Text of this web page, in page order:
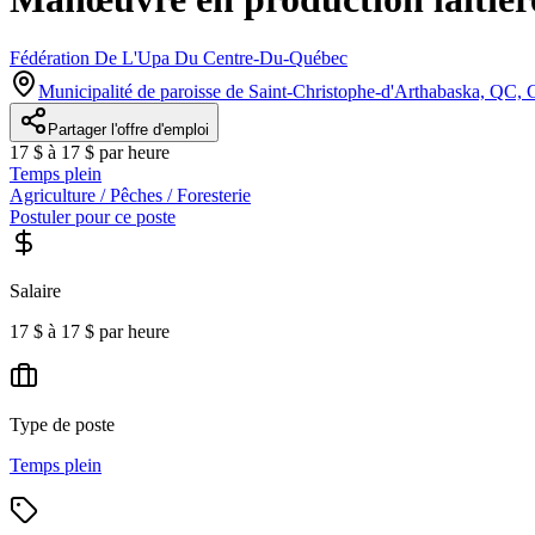
Fédération De L'Upa Du Centre-Du-Québec
Municipalité de paroisse de Saint-Christophe-d'Arthabaska, QC,
Partager l'offre d'emploi
17 $ à 17 $ par heure
Temps plein
Agriculture / Pêches / Foresterie
Postuler pour ce poste
Salaire
17 $ à 17 $ par heure
Type de poste
Temps plein